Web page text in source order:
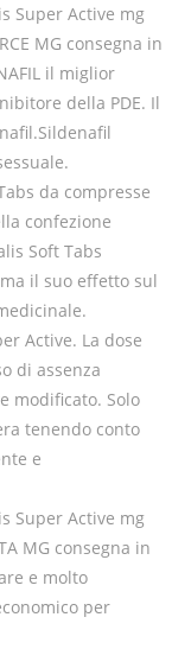
Super Active mg
MG consegna in
il miglior
della PDE. Il
da compresse
confezione
Soft Tabs
il suo effetto sul
Active. La dose
di assenza
modificato. Solo
tenendo conto
e
Super Active mg
MG consegna in
e molto
per